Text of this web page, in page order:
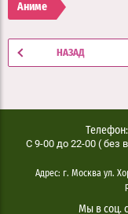
Аниме
НАЗАД
C 9-00 до 22-00 ( без
Адрес: г. Москва ул.
Мы в соц.